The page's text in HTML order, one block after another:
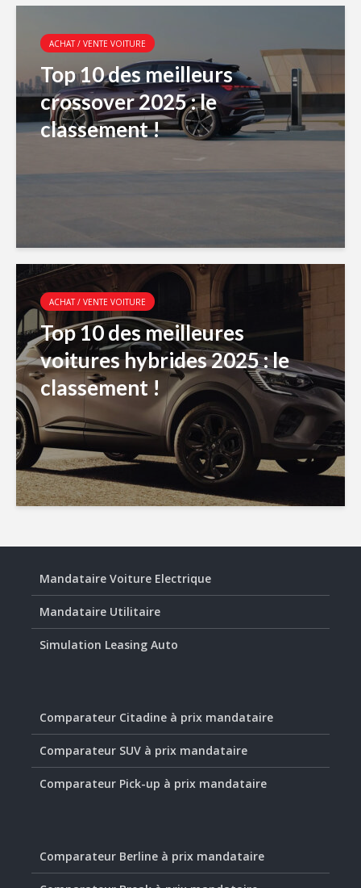
ACHAT / VENTE VOITURE
Top 10 des meilleurs
crossover 2025 : le
classement !
ACHAT / VENTE VOITURE
Top 10 des meilleures
voitures hybrides 2025 : le
classement !
Mandataire Voiture Electrique
Mandataire Utilitaire
Simulation Leasing Auto
Comparateur Citadine à prix mandataire
Comparateur SUV à prix mandataire
Comparateur Pick-up à prix mandataire
Comparateur Berline à prix mandataire